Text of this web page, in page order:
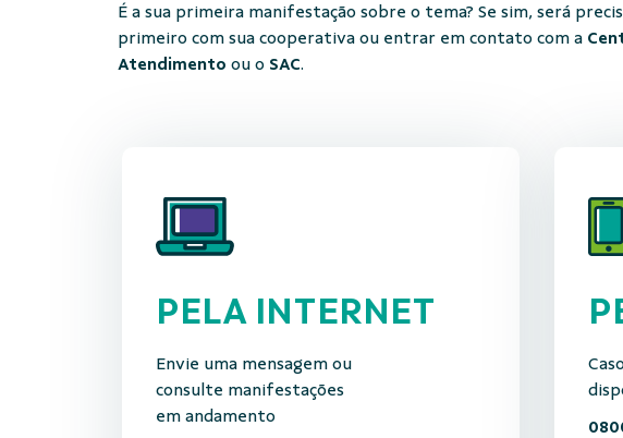
É a sua primeira manifestação sobre o tema? Se sim, será
primeiro com sua cooperativa ou entrar em contato com a
Atendimento ou o SAC.
PELA INTERNET
Envie uma mensagem ou
consulte manifestações
em andamento